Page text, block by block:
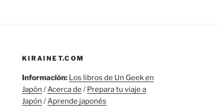
KIRAINET.COM
Información: Los libros de Un Geek en
Japón /Acerca de / Prepara tu viaje a
Japón /Aprende japonés